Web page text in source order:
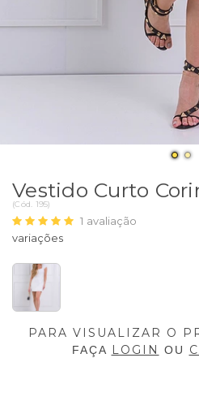
Vestido Curto
(Cód. 195)
1 avaliação
PARA VISUALIZAR O
FAÇA LOGIN OU